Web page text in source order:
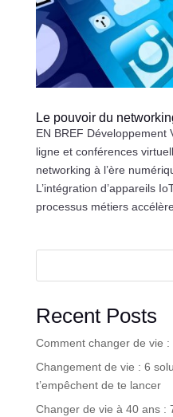
Le pouvoir du
EN BREF Développement
ligne et conférences
networking à l’ère
L’intégration d’appareils
processus métiers
Recent Posts
Comment changer de vie
Changement de vie : 6
t’empêchent de te lancer
Changer de vie à 40 ans :